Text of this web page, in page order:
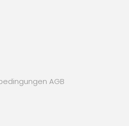
AGB